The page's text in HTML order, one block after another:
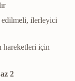
edilmeli, ilerleyici
hareketleri için
2